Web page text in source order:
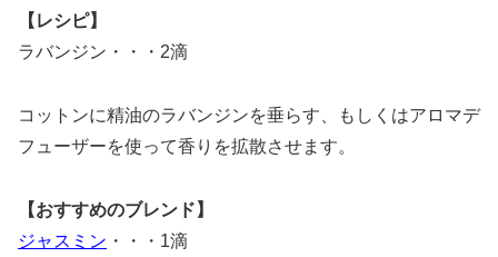
【レシピ】
ラバンジン・・・2滴
コットンに精油のラバンジンを垂らす、もしくはアロマデ
フューザーを使って香りを拡散させます。
【おすすめのブレンド】
ジャスミン ・・・1滴